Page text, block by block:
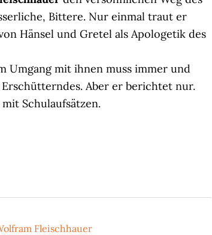
Bittere. Nur einmal traut er
Hänsel und Gretel als Apologetik des
Umgang mit ihnen muss immer und
Aber er berichtet nur.
Schulaufsätzen.
Fleischhauer